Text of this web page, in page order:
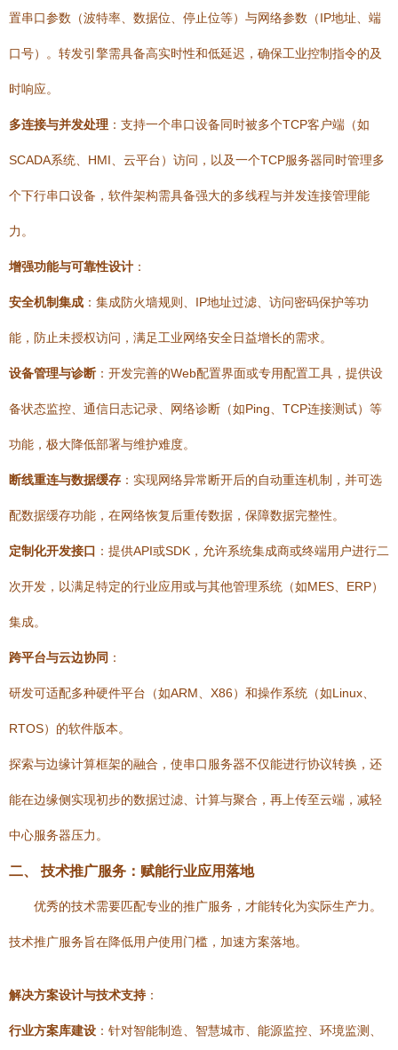
置串口参数（波特率、数据位、停止位等）与网络参数（IP地址、端
口号）。转发引擎需具备高实时性和低延迟，确保工业控制指令的及
时响应。
多连接与并发处理 ：支持一个串口设备同时被多个TCP客户端（如
SCADA系统、HMI、云平台）访问，以及一个TCP服务器同时管理多
个下行串口设备，软件架构需具备强大的多线程与并发连接管理能
力。
增强功能与可靠性设计 ：
安全机制集成 ：集成防火墙规则、IP地址过滤、访问密码保护等功
能，防止未授权访问，满足工业网络安全日益增长的需求。
设备管理与诊断 ：开发完善的Web配置界面或专用配置工具，提供设
备状态监控、通信日志记录、网络诊断（如Ping、TCP连接测试）等
功能，极大降低部署与维护难度。
断线重连与数据缓存 ：实现网络异常断开后的自动重连机制，并可选
配数据缓存功能，在网络恢复后重传数据，保障数据完整性。
定制化开发接口 ：提供API或SDK，允许系统集成商或终端用户进行二
次开发，以满足特定的行业应用或与其他管理系统（如MES、ERP）
集成。
跨平台与云边协同 ：
研发可适配多种硬件平台（如ARM、X86）和操作系统（如Linux、
RTOS）的软件版本。
探索与边缘计算框架的融合，使串口服务器不仅能进行协议转换，还
能在边缘侧实现初步的数据过滤、计算与聚合，再上传至云端，减轻
中心服务器压力。
二、 技术推广服务：赋能行业应用落地
优秀的技术需要匹配专业的推广服务，才能转化为实际生产力。
技术推广服务旨在降低用户使用门槛，加速方案落地。
解决方案设计与技术支持：
行业方案库建设 ：针对智能制造、智慧城市、能源监控、环境监测、